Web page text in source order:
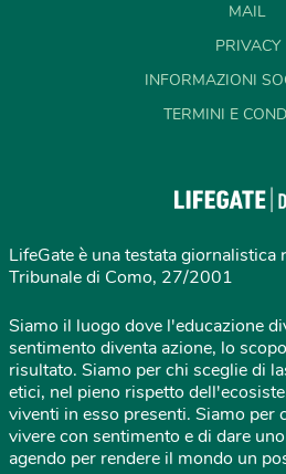
MAIL
PRIVACY
INFORMAZIONI
TERMINI E
LifeGate è una testata giornalistica
Tribunale di Como, 27/2001
Siamo il luogo dove l'educazione
sentimento diventa azione, lo
risultato. Siamo per chi sceglie di
etici, nel pieno rispetto
viventi in esso presenti. Siamo per
vivere con sentimento e di dare
agendo per rendere il mondo un